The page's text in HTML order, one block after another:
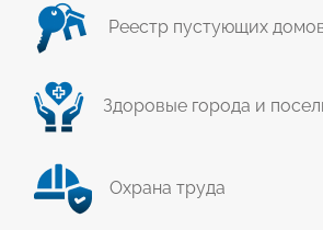
Реестр пустующих
Здоровые города и
Охрана труда